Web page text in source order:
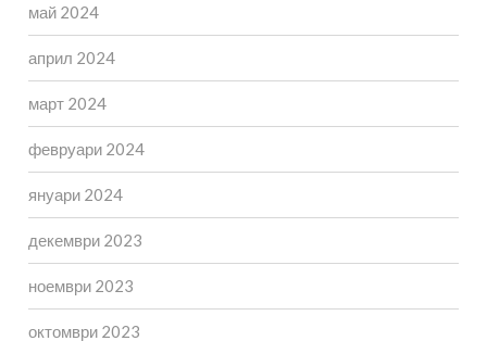
май 2024
април 2024
март 2024
февруари 2024
януари 2024
декември 2023
ноември 2023
октомври 2023